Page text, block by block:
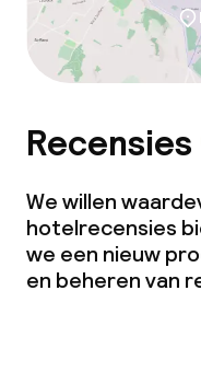
Recensies
We willen
hotelrecensies
we een nieuw
en beheren van